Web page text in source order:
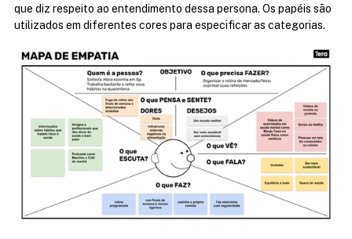
que diz respeito ao entendimento dessa persona. Os papéis são
utilizados em diferentes cores para especificar as categorias.